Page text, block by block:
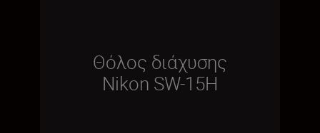
Θόλος διάχυσης
Nikon SW-15H